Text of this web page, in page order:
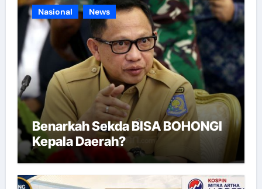
Nasional News
Benarkah Sekda BISA BOHONGI
Kepala Daerah?